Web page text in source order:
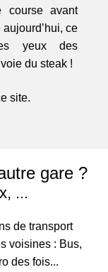
course avant
aujourd’hui, ce
yeux des
du steak !
site.
gare ?
...
de transport
voisines : Bus,
des fois...